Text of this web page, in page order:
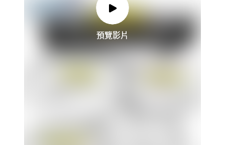
預覽影片
預覽影片